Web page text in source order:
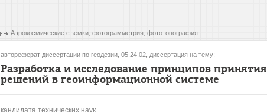
Аэрокосмические съемки, фотограмметрия, фототопография
автореферат диссертации по геодезии, 05.24.02, диссертация на тему:
Разработка и исследование принципов принятия
решений в геоинформационной системе
кандидата технических наук